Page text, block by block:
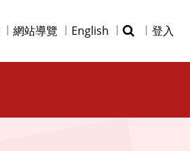
網站導覽 English 登入